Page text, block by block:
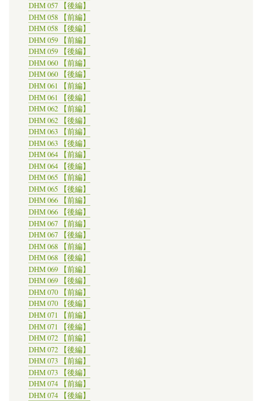
DHM 057 【後編】
DHM 058 【前編】
DHM 058 【後編】
DHM 059 【前編】
DHM 059 【後編】
DHM 060 【前編】
DHM 060 【後編】
DHM 061 【前編】
DHM 061 【後編】
DHM 062 【前編】
DHM 062 【後編】
DHM 063 【前編】
DHM 063 【後編】
DHM 064 【前編】
DHM 064 【後編】
DHM 065 【前編】
DHM 065 【後編】
DHM 066 【前編】
DHM 066 【後編】
DHM 067 【前編】
DHM 067 【後編】
DHM 068 【前編】
DHM 068 【後編】
DHM 069 【前編】
DHM 069 【後編】
DHM 070 【前編】
DHM 070 【後編】
DHM 071 【前編】
DHM 071 【後編】
DHM 072 【前編】
DHM 072 【後編】
DHM 073 【前編】
DHM 073 【後編】
DHM 074 【前編】
DHM 074 【後編】